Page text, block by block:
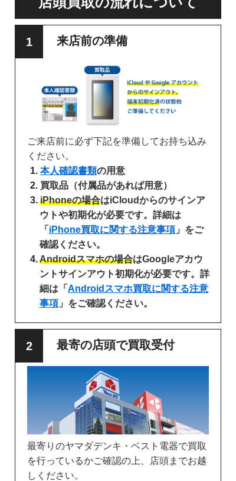
来店前の準備
ご来店前に必ず下記を準備してお持ち込み
ください。
本人確認書類の用意
買取品（付属品があれば用意）
iPhoneの場合はiCloudからのサインア
ウトや初期化が必要です。詳細は
「 iPhone買取に関する注意事項 」をご
確認ください。
Androidスマホの場合はGoogleアカウ
ントサインアウト初期化が必要です。詳
細は「 Androidスマホ買取に関する注意
事項 」をご確認ください。
最寄の店頭で買取受付
最寄りのヤマダデンキ・ベスト電器で買取
を行っているかご確認の上、店頭までお越
しください。